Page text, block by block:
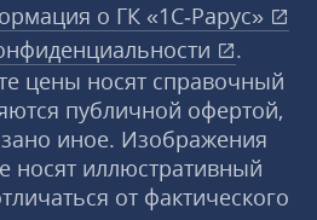
о ГК «1С‑Рарус»
.
цены носят справочный
публичной офертой,
иное. Изображения
носят иллюстративный
от фактического